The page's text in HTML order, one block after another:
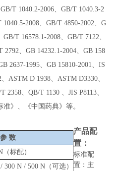
T 1040.2-2006、GB/T 1040.3-2
2008、GB/T 4850-2002、G
T 16578.1-2008、GB/T 7122、
、GB 14232.1-2004、 GB 158
2637-1995、 GB 15810-2001、 IS
ASTM D 1938、ASTM D3330、
、QB/T 1130 、JIS P8113、
准》 、 《中国药典》 等。
参 数
（标配）
300 N / 500 N（可选）
产品配
置：
标准配
置：主